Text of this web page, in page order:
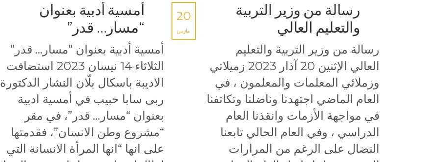
رسالة من وزير التربية
والتعليم العالي
20
مارس
رسالة من وزير التربية والتعليم
العالي الإثنين 20 آذار 2023 زميلاتي
وزملائي المعلمات والمعلمون ، في
العام الماضي اجتهدنا وناضلنا وتكاتفنا
في مواجهة الأزمات وانقذنا العام
الدراسي ، وفي العام الحالي تابعنا
النضال على الرغم من المرارات
أمسية أدبية بعنوان
“مسار… قدر”
أمسية أدبية بعنوان “مسار… قدر”
الثلاثاء 14 نيسان 2023 استضافت
الاديبة باسكال بلّان النشار الدكتورة
ربى سابا حبيب في أمسية ادبية
بعنوان “مسار… قدر”، في مقر
“مشروع وطن الانسان”، فقدمتها
على انها “انها المرأة الانسانة التي